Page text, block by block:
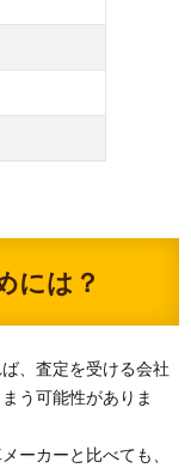
には？
、査定を受ける会社
う可能性がありま
ーカーと比べても、